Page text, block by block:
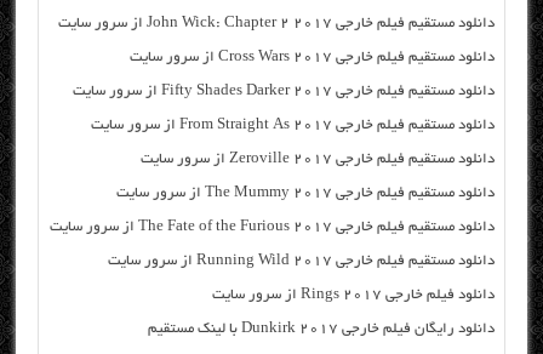
دانلود مستقیم فیلم خارجی John Wick: Chapter 2 2017 از سرور سایت
دانلود مستقیم فیلم خارجی Cross Wars 2017 از سرور سایت
دانلود مستقیم فیلم خارجی Fifty Shades Darker 2017 از سرور سایت
دانلود مستقیم فیلم خارجی From Straight As 2017 از سرور سایت
دانلود مستقیم فیلم خارجی Zeroville 2017 از سرور سایت
دانلود مستقیم فیلم خارجی The Mummy 2017 از سرور سایت
دانلود مستقیم فیلم خارجی The Fate of the Furious 2017 از سرور سایت
دانلود مستقیم فیلم خارجی Running Wild 2017 از سرور سایت
دانلود فیلم خارجی Rings 2017 از سرور سایت
دانلود رایگان فیلم خارجی Dunkirk 2017 با لینک مستقیم